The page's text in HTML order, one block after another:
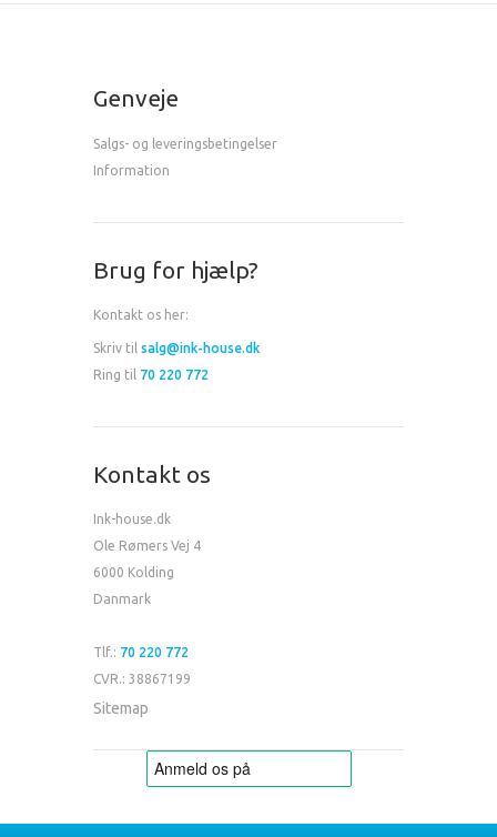
Genveje
Salgs- og leveringsbetingelser
Information
Brug for hjælp?
Kontakt os her:
Skriv til salg@ink-house.dk
Ring til 70 220 772
Kontakt os
Ink-house.dk
Ole Rømers Vej 4
6000 Kolding
Danmark
Tlf.: 70 220 772
CVR.: 38867199
Sitemap